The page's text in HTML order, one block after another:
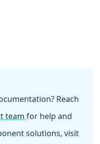
Reach
team for help and
solutions, visit